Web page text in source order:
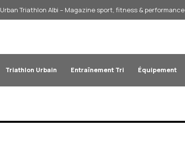
Urban Triathlon Albi – Magazine sport, fitness & performance
Triathlon Urbain Entraînement Tri Équipement